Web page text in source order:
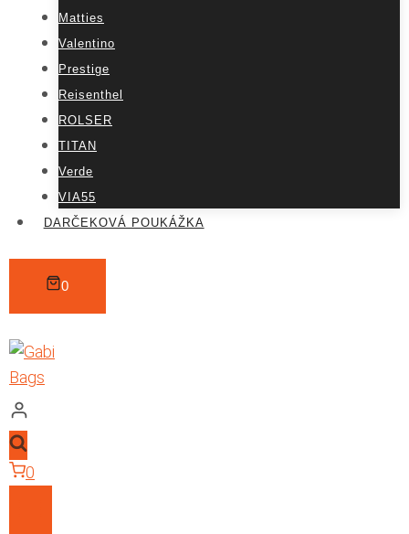
Matties
Valentino
Prestige
Reisenthel
ROLSER
TITAN
Verde
VIA55
DARČEKOVÁ POUKÁŽKA
0
0